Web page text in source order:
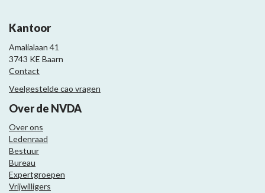
Kantoor
Amalialaan 41
3743 KE Baarn
Contact
Veelgestelde cao vragen
Over de NVDA
Over ons
Ledenraad
Bestuur
Bureau
Expertgroepen
Vrijwilligers